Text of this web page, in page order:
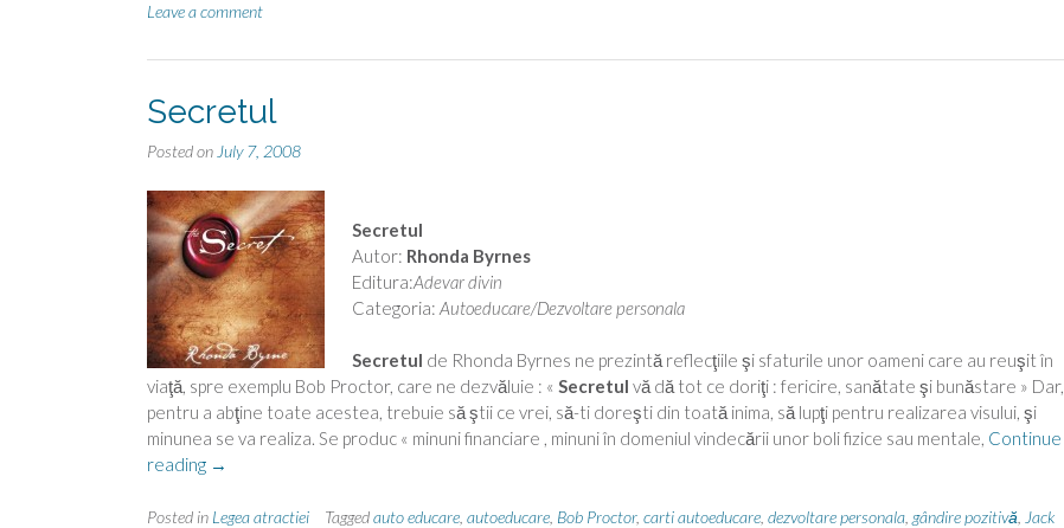
Leave a comment
Secretul
Posted on July 7, 2008
Secretul
Autor: Rhonda Byrnes
Editura:Adevar divin
Categoria: Autoeducare/Dezvoltare personala
Secretul de Rhonda Byrnes ne prezintă reflecţiile şi sfaturile unor oameni care au reuşit în
viaţă, spre exemplu Bob Proctor, care ne dezvăluie : « Secretul vă dă tot ce doriţi : fericire, sanătate şi bunăstare » Dar,
pentru a abţine toate acestea, trebuie să ştii ce vrei, să-ti doreşti din toată inima, să lupţi pentru realizarea visului, şi
minunea se va realiza. Se produc « minuni financiare , minuni în domeniul vindecării unor boli fizice sau mentale, Continue
reading “Secretul”
→
Posted in Legea atractiei Taggedauto educare autoeducare Bob Proctor, carti autoeducare dezvoltare personala gândire pozitivă Jack